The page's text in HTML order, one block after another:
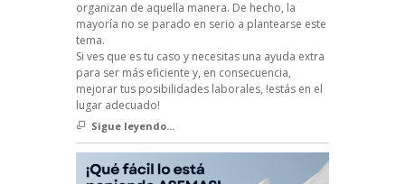
organizan de aquella manera. De hecho, la
mayoría no se parado en serio a plantearse este
tema.
Si ves que es tu caso y necesitas una ayuda extra
para ser más eficiente y, en consecuencia,
mejorar tus posibilidades laborales, !estás en el
lugar adecuado!
Sigue leyendo...